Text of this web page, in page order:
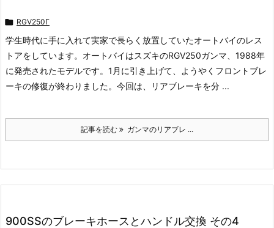
 RGV250Γ
学生時代に手に入れて実家で長らく放置していたオートバイのレス
トアをしています。オートバイはスズキのRGV250ガンマ、1988年
に発売されたモデルです。1月に引き上げて、ようやくフロントブレ
ーキの修復が終わりました。今回は、リアブレーキを分 ...
記事を読む ガンマのリアブレ ...
900SSのブレーキホースとハンドル交換 その4